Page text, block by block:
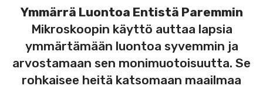
Ymmärrä Luontoa Entistä Paremmin
Mikroskoopin käyttö auttaa lapsia
ymmärtämään luontoa syvemmin ja
arvostamaan sen monimuotoisuutta. Se
rohkaisee heitä katsomaan maailmaa